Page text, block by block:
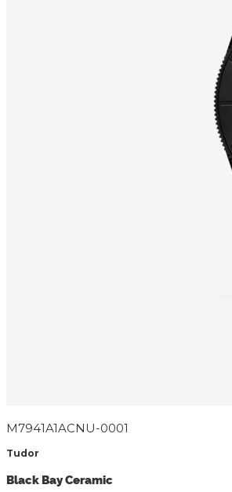
M7941A1ACNU-0001
Tudor
Black Bay Ceramic